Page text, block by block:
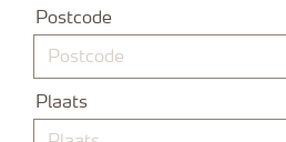
Postcode
Plaats